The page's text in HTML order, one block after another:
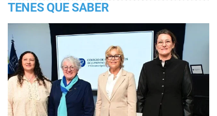
TENES QUE SABER